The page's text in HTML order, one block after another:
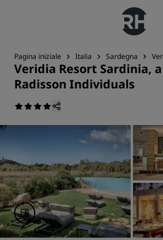
Pagina iniziale Italia Sardegna
Veridia Resort Sardinia,
Radisson Individuals